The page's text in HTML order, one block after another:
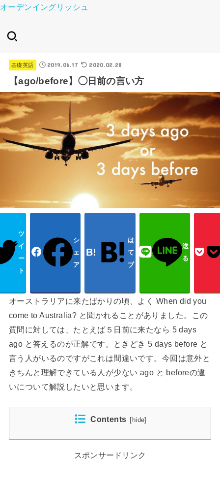
オーデンイングリッシュ
基礎英語 2019.06.17 2020.02.28
【ago/before】◯日前の言い方
ツ
イ
ー
ト
シ
ェ
ア
は
て
ブ
送
る
オーストラリアに来たばかりの頃、よく When did you
come to Australia? と聞かれることがありました。この
質問に対しては、たとえば５日前に来たなら 5 days
ago と答えるのが正解です。ときどき 5 days before と
言う人がいるのですがこれは間違いです。今回は意外と
きちんと理解できている人が少ない ago と beforeの違
いについて解説したいと思います。
Contents hide
スポンサードリンク